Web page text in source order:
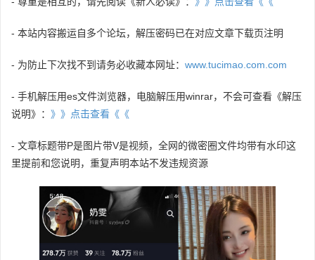
- 本站内容搬运自多个论坛，解压密码已在对应文章下载页注明
- 为防止下次找不到请务必收藏本网址： www.tucimao.com.com
- 手机解压用es文件浏览器，电脑解压用winrar，不会可查看《解压
说明》： 》》点击查看《《
- 文章标题带P是图片带V是视频，全网的微密圈文件均带有水印这
里提前和您说明，重复声明本站不发违规资源